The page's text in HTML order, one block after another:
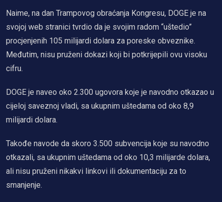
Naime, na dan Trampovog obraćanja Kongresu, DOGE je na
svojoj web stranici tvrdio da je svojim radom “uštedio”
procjenjenih 105 milijardi dolara za poreske obveznike.
Međutim, nisu pruženi dokazi koji bi potkrijepili ovu visoku
cifru.
DOGE je naveo oko 2.300 ugovora koje je navodno otkazao u
cijeloj saveznoj vladi, sa ukupnim uštedama od oko 8,9
milijardi dolara.
Takođe navode da skoro 3.500 subvencija koje su navodno
otkazali, sa ukupnim uštedama od oko 10,3 milijarde dolara,
ali nisu pruženi nikakvi linkovi ili dokumentaciju za to
smanjenje.